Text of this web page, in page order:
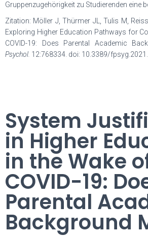
Gruppenzugehörigkeit zu Studierenden eine
Zitation: Möller J, Thürmer JL, Tulis M,
Exploring Higher Education Pathways for
COVID-19: Does Parental Academic
Psychol. 12:768334. doi: 10.3389/
System
in Higher
in the Wake
COVID-19:
Parental
Background